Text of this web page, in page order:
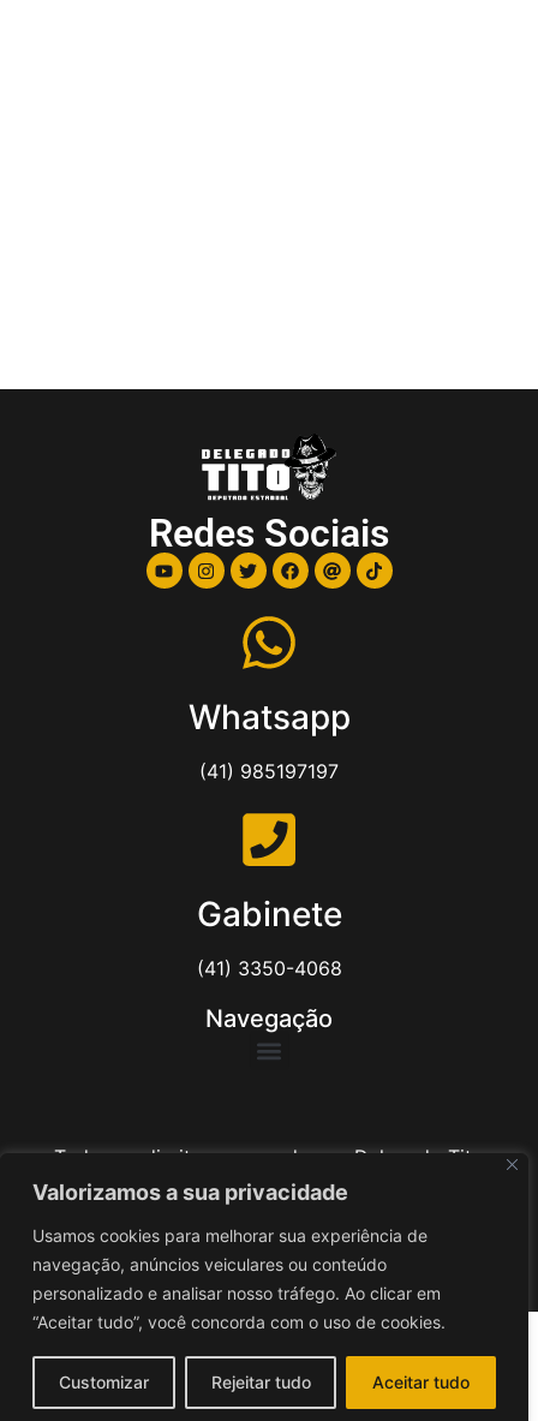
Valorizamos a sua privacidade
Usamos cookies para melhorar sua experiência de
navegação, anúncios veiculares ou conteúdo
personalizado e analisar nosso tráfego. Ao clicar em
“Aceitar tudo”, você concorda com o uso de cookies.
Customizar Rejeitar tudo Aceitar tudo
Redes Sociais
Whatsapp
(41) 985197197
Gabinete
(41) 3350-4068
Navegação
Todos os direitos reservados ao Delegado Tito
Barichello
Desenvolvido poriv3